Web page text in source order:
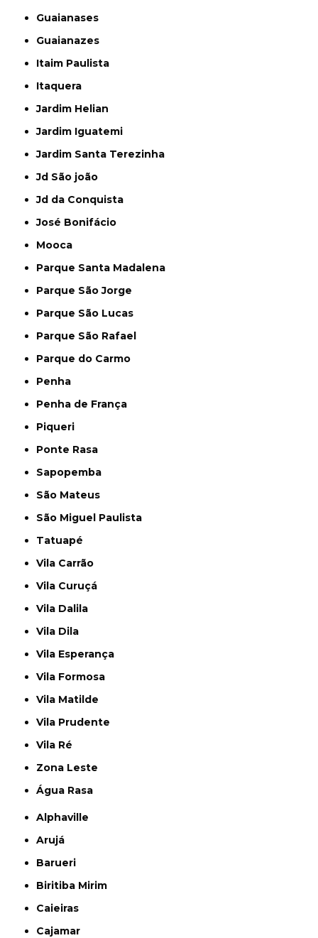
Guaianases
Guaianazes
Itaim Paulista
Itaquera
Jardim Helian
Jardim Iguatemi
Jardim Santa Terezinha
Jd São joão
Jd da Conquista
José Bonifácio
Mooca
Parque Santa Madalena
Parque São Jorge
Parque São Lucas
Parque São Rafael
Parque do Carmo
Penha
Penha de França
Piqueri
Ponte Rasa
Sapopemba
São Mateus
São Miguel Paulista
Tatuapé
Vila Carrão
Vila Curuçá
Vila Dalila
Vila Dila
Vila Esperança
Vila Formosa
Vila Matilde
Vila Prudente
Vila Ré
Zona Leste
Água Rasa
Alphaville
Arujá
Barueri
Biritiba Mirim
Caieiras
Cajamar